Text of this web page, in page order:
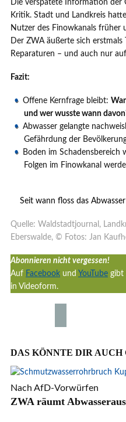
Die verspätete Information
Kritik. Stadt und Landkreis
Nutzer des Finowkanals früher
Der ZWA äußerte sich erstmals
Reparaturen – und auch nur
Fazit:
Offene Kernfrage bleibt:
und wer wusste wann
Abwasser gelangte
Gefährdung der
Boden im Schadensbereich
Folgen im Finowkanal
Seit wann floss das
Quelle: Waldstadtjournal,
Eberswalde, © Fotos: Jan
Abonnieren nicht vergessen!
Auf Facebook und YouTube gibt
in Videoform.
DAS KÖNNTE DIR
Nach AfD-Vorwürfen
ZWA räumt